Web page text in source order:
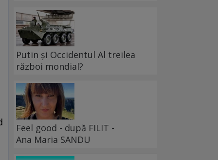
Putin și Occidentul Al treilea
război mondial?
Feel good - după FILIT -
Ana Maria SANDU